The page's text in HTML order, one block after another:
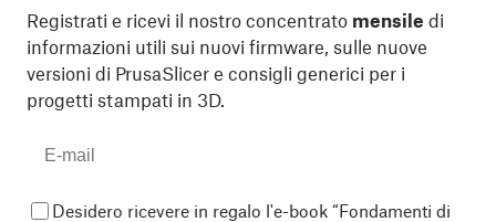
Registrati e ricevi il nostro concentrato mensile di
informazioni utili sui nuovi firmware, sulle nuove
versioni di PrusaSlicer e consigli generici per i
progetti stampati in 3D.
Desidero ricevere in regalo l'e-book “Fondamenti di